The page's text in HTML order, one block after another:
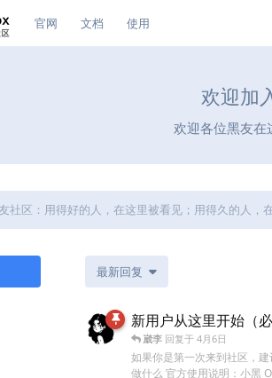
官网 文档 使用
欢迎加
欢迎各位黑友在
社区：用得好的人，在这里被看见；用得久的人，
最新回复
新用户从这里开始（必
崴李 回复于 4月6日
如果你是第一次来到社区，
做什么 官方使用说明：小黑